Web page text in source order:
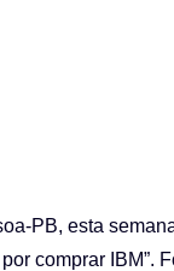
PB, esta
comprar IBM”.